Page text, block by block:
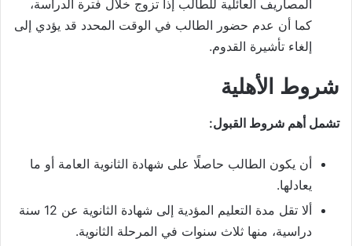
المصاريف العائلية للطالب إذا تزوج خلال فترة الدراسة،
كما أن عدم حضور الطالب في الوقت المحدد قد يؤدي إلى
إلغاء تأشيرة القدوم.
شروط الأهلية
تشمل أهم شروط القبول:
أن يكون الطالب حاصلًا على شهادة الثانوية العامة أو ما
يعادلها.
ألا تقل مدة التعليم المؤدية إلى شهادة الثانوية عن 12 سنة
دراسية، منها ثلاث سنوات في المرحلة الثانوية.